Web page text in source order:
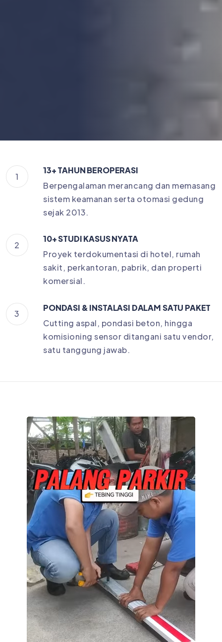
1
13+ TAHUN BEROPERASI
Berpengalaman merancang dan memasang
sistem keamanan serta otomasi gedung
sejak 2013.
2
10+ STUDI KASUS NYATA
Proyek terdokumentasi di hotel, rumah
sakit, perkantoran, pabrik, dan properti
komersial.
3
PONDASI & INSTALASI DALAM SATU PAKET
Cutting aspal, pondasi beton, hingga
komisioning sensor ditangani satu vendor,
satu tanggung jawab.